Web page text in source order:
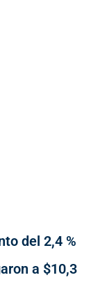
del 2,4 %
a $10,3